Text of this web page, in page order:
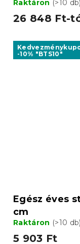
Raktáron (>10 db)
26 848 Ft-
-10% "BTS10"
Egész éves
cm
Raktáron (>10 db)
5 903 Ft